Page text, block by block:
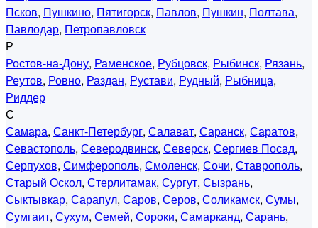
Псков, Пушкино, Пятигорск, Павлов, Пушкин, Полтава,
Павлодар, Петропавловск
Р
Ростов-на-Дону, Раменское, Рубцовск, Рыбинск, Рязань,
Реутов, Ровно, Раздан, Рустави, Рудный, Рыбница,
Риддер
С
Самара, Санкт-Петербург, Салават, Саранск, Саратов,
Севастополь, Северодвинск, Северск, Сергиев Посад,
Серпухов, Симферополь, Смоленск, Сочи, Ставрополь,
Старый Оскол, Стерлитамак, Сургут, Сызрань,
Сыктывкар, Сарапул, Саров, Серов, Соликамск, Сумы,
Сумгаит, Сухум, Семей, Сороки, Самарканд, Сарань,